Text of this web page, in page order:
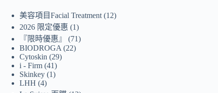
美容項目Facial Treatment 12
2026 限定優惠
1
『限時優惠』
71
BIODROGA
22
Cytoskin
29
i - Firm 41
Skinkey 1
LHH 4